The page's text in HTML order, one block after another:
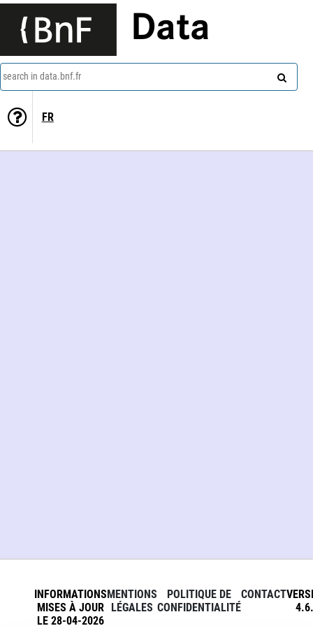
Data
search in data.bnf.fr
FR
INFORMATIONS
MISES À JOUR
LE 28-04-2026
MENTIONS
LÉGALES
POLITIQUE DE
CONFIDENTIALITÉ
CONTACT